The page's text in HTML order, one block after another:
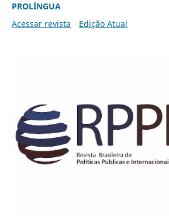
PROLÍNGUA
Acessar revista
Edição Atual